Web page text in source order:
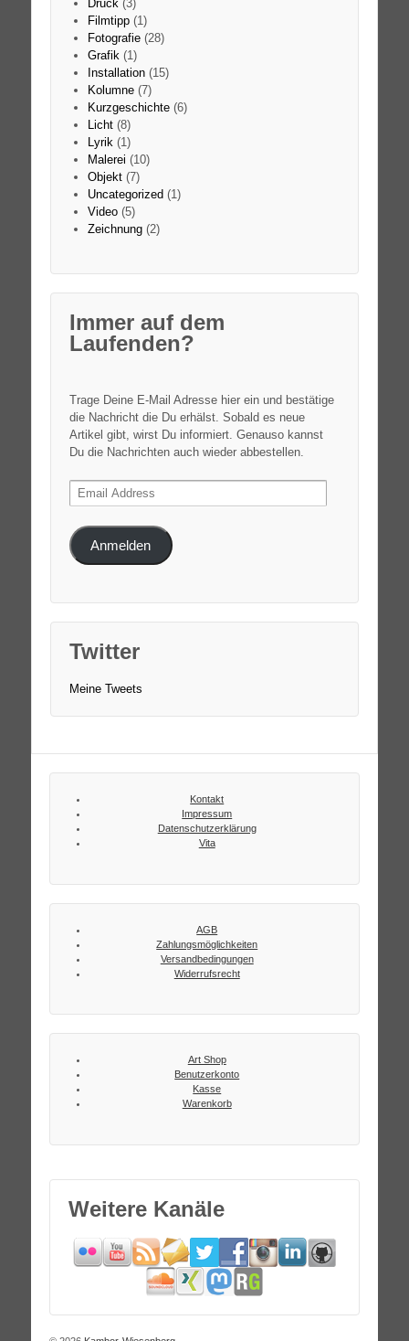
Druck (3)
Filmtipp(1)
Fotografie(28)
Grafik (1)
Installation(15)
Kolumne(7)
Kurzgeschichte(6)
Licht(8)
Lyrik (1)
Malerei (10)
Objekt(7)
Uncategorized (1)
Video(5)
Zeichnung(2)
Immer auf dem
Laufenden?
Trage Deine E-Mail Adresse hier ein und bestätige
die Nachricht die Du erhälst. Sobald es neue
Artikel gibt, wirst Du informiert. Genauso kannst
Du die Nachrichten auch wieder abbestellen.
Email
Address
Anmelden
Twitter
Meine Tweets
Kontakt
Impressum
Datenschutzerklärung
Vita
AGB
Zahlungsmöglichkeiten
Versandbedingungen
Widerrufsrecht
Art Shop
Benutzerkonto
Kasse
Warenkorb
Weitere Kanäle